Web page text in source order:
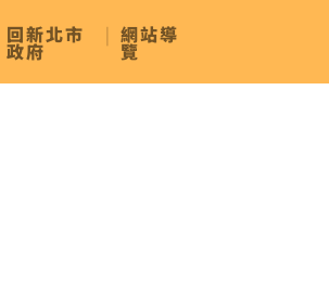
回新北市
政府
| 網站導
覽